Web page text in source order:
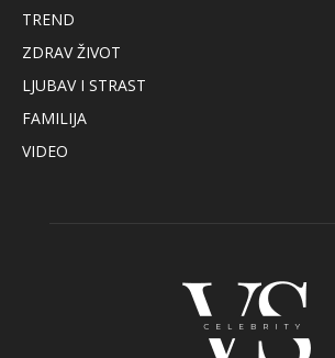
TREND
ZDRAV ŽIVOT
LJUBAV I STRAST
FAMILIJA
VIDEO